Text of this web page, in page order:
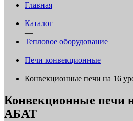
Главная
—
Каталог
—
Тепловое оборудование
—
Печи конвекционные
—
Конвекционные печи на 16
Конвекционные печи
АБАТ